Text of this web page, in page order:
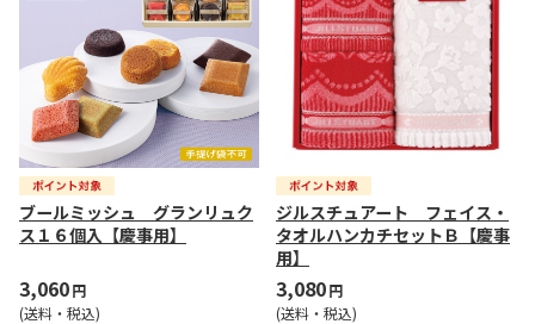
ブールミッシュ グランリュク
ス１６個入【慶事用】
3,060円
(送料・税込)
ジルスチュアート フェイス・
タオルハンカチセットＢ【慶事
用】
3,080円
(送料・税込)